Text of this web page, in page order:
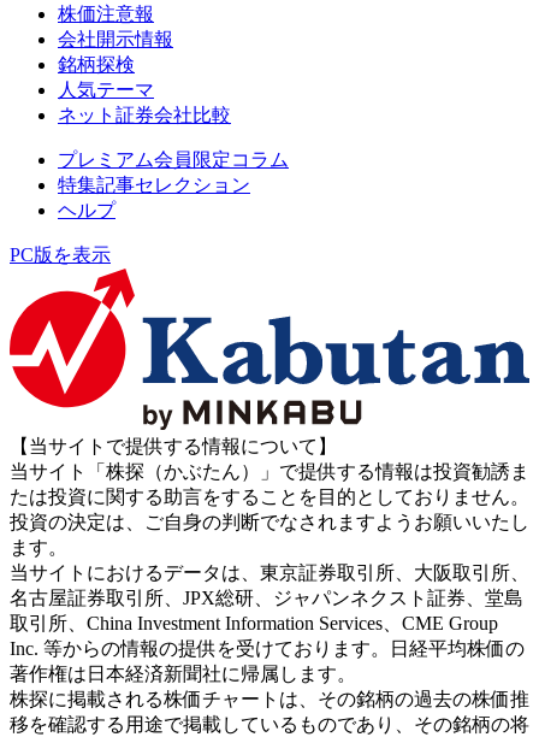
株価注意報
会社開示情報
銘柄探検
人気テーマ
ネット証券会社比較
プレミアム会員限定コラム
特集記事セレクション
ヘルプ
PC版を表示
【当サイトで提供する情報について】
当サイト「株探（かぶたん）」で提供する情報は投資勧誘ま
たは投資に関する助言をすることを目的としておりません。
投資の決定は、ご自身の判断でなされますようお願いいたし
ます。
当サイトにおけるデータは、東京証券取引所、大阪取引所、
名古屋証券取引所、JPX総研、ジャパンネクスト証券、堂島
取引所、China Investment Information Services、CME Group
Inc. 等からの情報の提供を受けております。日経平均株価の
著作権は日本経済新聞社に帰属します。
株探に掲載される株価チャートは、その銘柄の過去の株価推
移を確認する用途で掲載しているものであり、その銘柄の将